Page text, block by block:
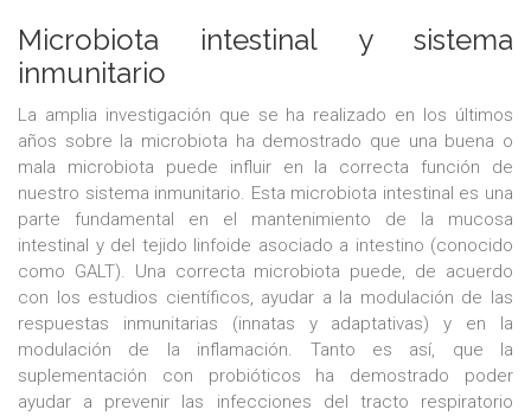
Microbiota intestinal y sistema
inmunitario
La amplia investigación que se ha realizado en los últimos
años sobre la microbiota ha demostrado que una buena o
mala microbiota puede influir en la correcta función de
nuestro sistema inmunitario. Esta microbiota intestinal es una
parte fundamental en el mantenimiento de la mucosa
intestinal y del tejido linfoide asociado a intestino (conocido
como GALT). Una correcta microbiota puede, de acuerdo
con los estudios científicos, ayudar a la modulación de las
respuestas inmunitarias (innatas y adaptativas) y en la
modulación de la inflamación. Tanto es así, que la
suplementación con probióticos ha demostrado poder
ayudar a prevenir las infecciones del tracto respiratorio